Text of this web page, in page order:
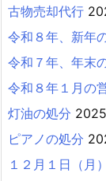
古物売却代行
令和８年、新年
令和７年、年末
令和８年１月の
灯油の処分
ピアノの処分
１２月１日（月